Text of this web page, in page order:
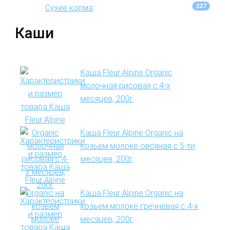
Сухие корма 227
Каши
Каша Fleur Alpine Organic
молочная рисовая с 4-х
месяцев, 200г
Каша Fleur Alpine Organic на
козьем молоке овсяная с 5-ти
месяцев, 200г
Каша Fleur Alpine Organic на
козьем молоке гречневая с 4-х
месяцев, 200г